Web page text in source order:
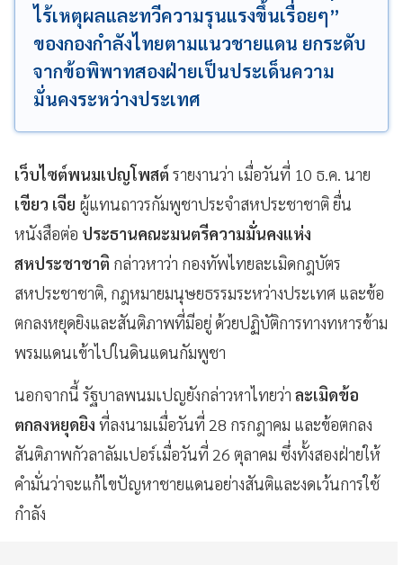
ไร้เหตุผลและทวีความรุนแรงขึ้นเรื่อยๆ”
ของกองกำลังไทยตามแนวชายแดน ยกระดับ
จากข้อพิพาทสองฝ่ายเป็นประเด็นความ
มั่นคงระหว่างประเทศ
เว็บไซต์พนมเปญโพสต์ รายงานว่า เมื่อวันที่ 10 ธ.ค. นาย
เขียว เจีย ผู้แทนถาวรกัมพูชาประจำสหประชาชาติ ยื่น
หนังสือต่อ ประธานคณะมนตรีความมั่นคงแห่ง
สหประชาชาติ กล่าวหาว่า กองทัพไทยละเมิดกฎบัตร
สหประชาชาติ, กฎหมายมนุษยธรรมระหว่างประเทศ และข้อ
ตกลงหยุดยิงและสันติภาพที่มีอยู่ ด้วยปฏิบัติการทางทหารข้าม
พรมแดนเข้าไปในดินแดนกัมพูชา
นอกจากนี้ รัฐบาลพนมเปญยังกล่าวหาไทยว่า ละเมิดข้อ
ตกลงหยุดยิง ที่ลงนามเมื่อวันที่ 28 กรกฎาคม และข้อตกลง
สันติภาพกัวลาลัมเปอร์เมื่อวันที่ 26 ตุลาคม ซึ่งทั้งสองฝ่ายให้
คำมั่นว่าจะแก้ไขปัญหาชายแดนอย่างสันติและงดเว้นการใช้
กำลัง